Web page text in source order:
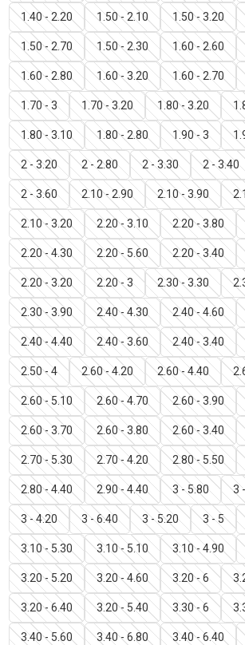
1.40 - 2.20 1.50 - 2.10 1.50 - 3.20
1.50 - 2.70 1.50 - 2.30 1.60 - 2.60
1.60 - 2.80 1.60 - 3.20 1.60 - 2.70
1.70 - 3 1.70 - 3.20 1.80 - 3.20
1.80 - 3.10 1.80 - 2.80 1.90 - 3
2 - 3.20 2 - 2.80 2 - 3.30 2 - 3.40
2 - 3.60 2.10 - 2.90 2.10 - 3.90
2.10 - 3.20 2.20 - 3.10 2.20 - 3.80
2.20 - 4.30 2.20 - 5.60 2.20 - 3.40
2.20 - 3.20 2.20 - 3 2.30 - 3.30
2.30 - 3.90 2.40 - 4.30 2.40 - 4.60
2.40 - 4.40 2.40 - 3.60 2.40 - 3.40
2.50 - 4 2.60 - 4.20 2.60 - 4.40
2.60 - 5.10 2.60 - 4.70 2.60 - 3.90
2.60 - 3.70 2.60 - 3.80 2.60 - 3.40
2.70 - 5.30 2.70 - 4.20 2.80 - 5.50
2.80 - 4.40 2.90 - 4.40 3 - 5.80 3
3 - 4.20 3 - 6.40 3 - 5.20 3 - 5
3.10 - 5.30 3.10 - 5.10 3.10 - 4.90
3.20 - 5.20 3.20 - 4.60 3.20 - 6
3.20 - 6.40 3.20 - 5.40 3.30 - 6
3.40 - 5.60 3.40 - 6.80 3.40 - 6.40